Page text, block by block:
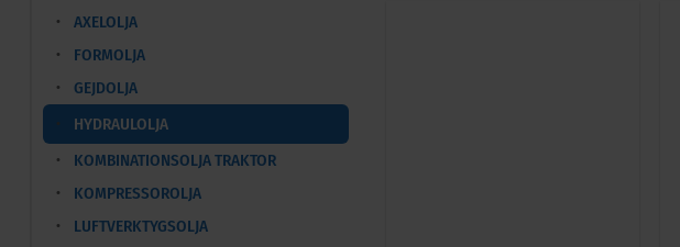
AXELOLJA
FORMOLJA
GEJDOLJA
HYDRAULOLJA
KOMBINATIONSOLJA TRAKTOR
KOMPRESSOROLJA
LUFTVERKTYGSOLJA